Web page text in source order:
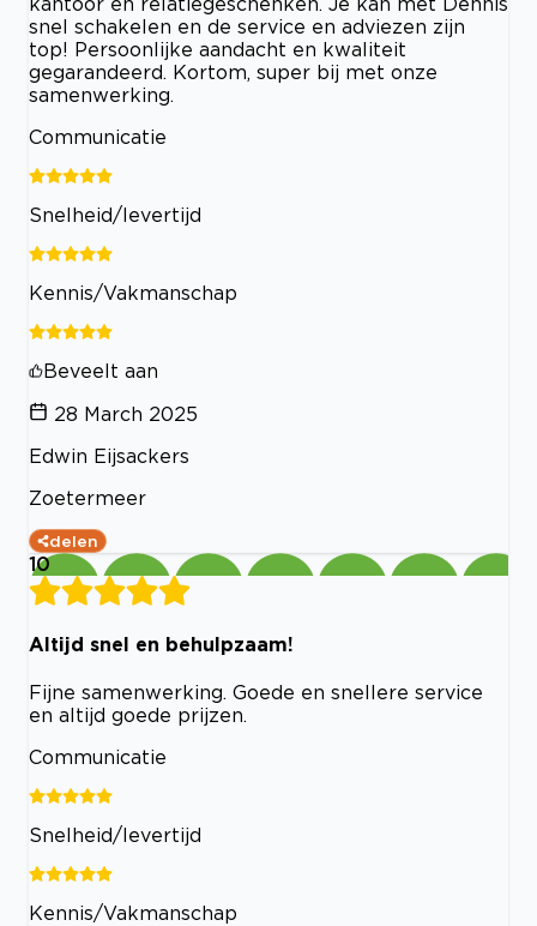
snel schakelen en de service en adviezen zijn
top! Persoonlijke aandacht en kwaliteit
gegarandeerd. Kortom, super bij met onze
samenwerking.
Communicatie
Snelheid/levertijd
Kennis/Vakmanschap
Beveelt aan
28 March 2025
Edwin Eijsackers
Zoetermeer
delen
10
Altijd snel en behulpzaam!
Fijne samenwerking. Goede en snellere service
en altijd goede prijzen.
Communicatie
Snelheid/levertijd
Kennis/Vakmanschap